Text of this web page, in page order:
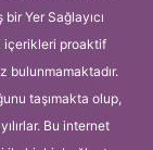
Yer Sağlayıcı
içerikleri proaktif
bulunmamaktadır.
taşımakta olup,
Bu internet